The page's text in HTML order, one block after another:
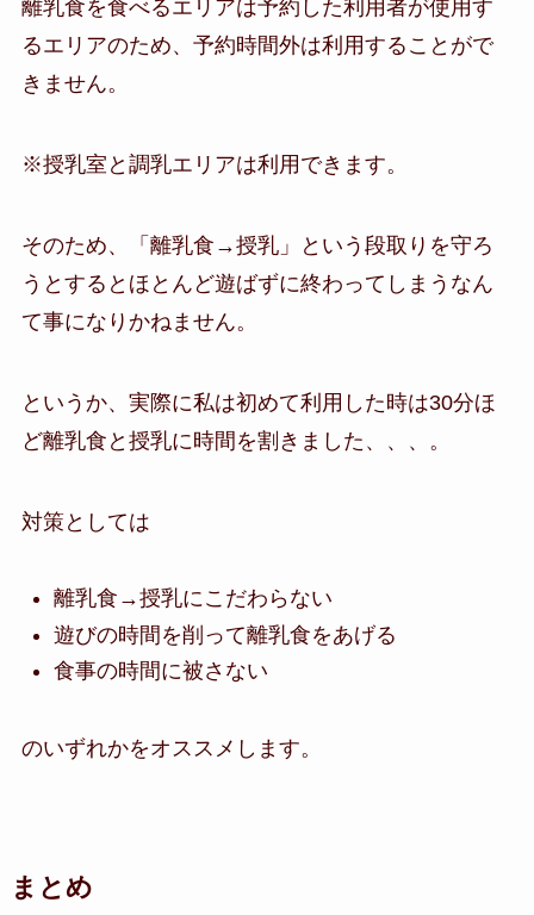
離乳食を食べるエリアは予約した利用者が使用す
るエリアのため、予約時間外は利用することがで
きません。
※授乳室と調乳エリアは利用できます。
そのため、「離乳食→授乳」という段取りを守ろ
うとするとほとんど遊ばずに終わってしまうなん
て事になりかねません。
というか、実際に私は初めて利用した時は30分ほ
ど離乳食と授乳に時間を割きました、、、。
対策としては
離乳食→授乳にこだわらない
遊びの時間を削って離乳食をあげる
食事の時間に被さない
のいずれかをオススメします。
まとめ